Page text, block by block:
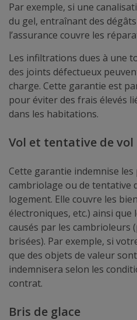
Par exemple, si une
du gel, entraînant des
l’assurance couvre les
Les infiltrations dues à une
des joints défectueux
charge. Cette garantie est
pour éviter des frais élevés
dans les habitations.
Vol et tentative de vol
Cette garantie indemnise les
cambriolage ou de tentative
logement. Elle couvre les
électroniques, etc.) ainsi que
causés par les cambrioleurs
brisées). Par exemple, si
que des objets de valeur
indemnisera selon les
contrat.
Bris de glace